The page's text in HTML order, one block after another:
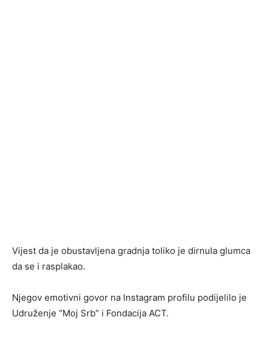
Vijest da je obustavljena gradnja toliko je dirnula glumca
da se i rasplakao.
Njegov emotivni govor na Instagram profilu podijelilo je
Udruženje “Moj Srb” i Fondacija ACT.